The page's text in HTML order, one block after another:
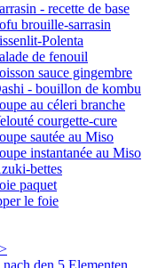
- recette de base
brouille-sarrasin
Polenta
de fenouil
sauce gingembre
- bouillon de kombu
au céleri branche
courgette-cure
sautée au Miso
instantanée au Miso
bettes
paquet
le foie
den 5 Elementen